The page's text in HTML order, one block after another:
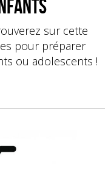
sur cette
pour préparer
ou adolescents !